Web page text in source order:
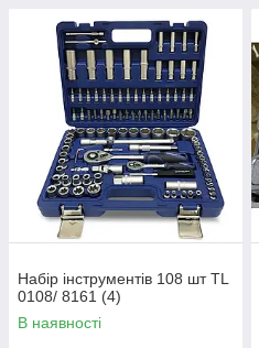
Набір інструментів 108 шт TL
0108/ 8161 (4)
В наявності